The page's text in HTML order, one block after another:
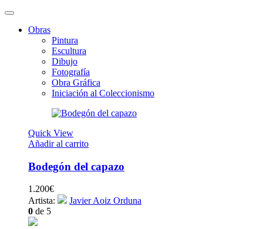
Obras
Pintura
Escultura
Dibujo
Fotografía
Obra Gráfica
Iniciación al Coleccionismo
Quick View
Añadir al carrito
Bodegón del capazo
1.200€
Artista:
Javier Aoiz Orduna
0 de 5